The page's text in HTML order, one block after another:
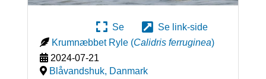
Se
Se link-side
Krumnæbbet Ryle (Calidris ferruginea)
2024-07-21
Blåvandshuk, Danmark